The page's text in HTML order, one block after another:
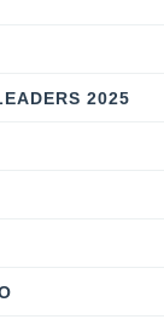
2025